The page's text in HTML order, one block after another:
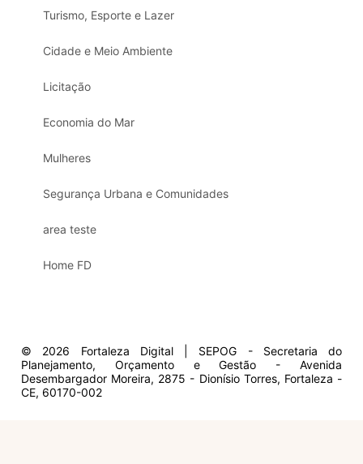
Turismo, Esporte e Lazer
Cidade e Meio Ambiente
Licitação
Economia do Mar
Mulheres
Segurança Urbana e Comunidades
area teste
Home FD
© 2026 Fortaleza Digital | SEPOG - Secretaria do
Planejamento, Orçamento e Gestão - Avenida
Desembargador Moreira, 2875 - Dionísio Torres, Fortaleza -
CE, 60170-002